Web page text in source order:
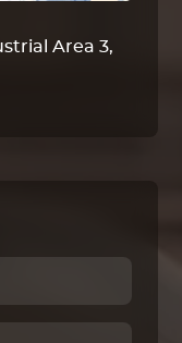
Area 3,